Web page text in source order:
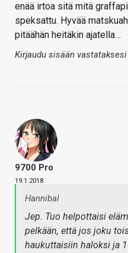
enää irtoa sitä mitä
speksattu. Hyvää
pitäähän heitäkin ajatella…
Kirjaudu sisään vastataksesi
9700 Pro
19.1.2018
Hannibal
Jep. Tuo helpottaisi
pelkään, että jos joku
haukuttaisiin haloksi ja